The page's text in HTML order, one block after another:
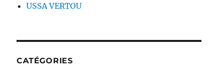
USSA VERTOU
CATÉGORIES